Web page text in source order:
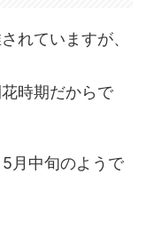
れていますが、
時期だからで
月中旬のようで